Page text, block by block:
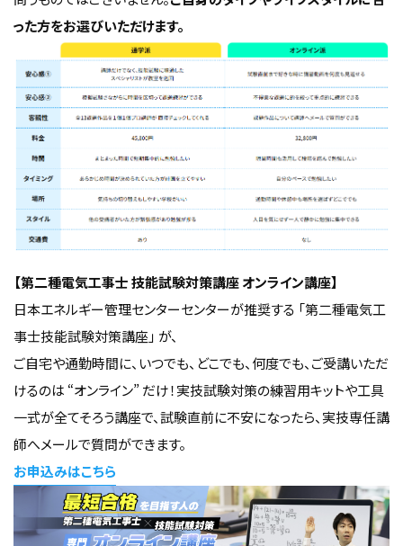
った方をお選びいただけます。
【第二種電気工事士 技能試験対策講座 オンライン講座】
日本エネルギー管理センターセンターが推奨する 「第二種電気工
事士技能試験対策講座」 が、
ご自宅や通勤時間に、いつでも、どこでも、何度でも、ご受講いただ
けるのは “オンライン” だけ！実技試験対策の練習用キットや工具
一式が全てそろう講座で、試験直前に不安になったら、実技専任講
師へメールで質問ができます。
お申込みはこちら